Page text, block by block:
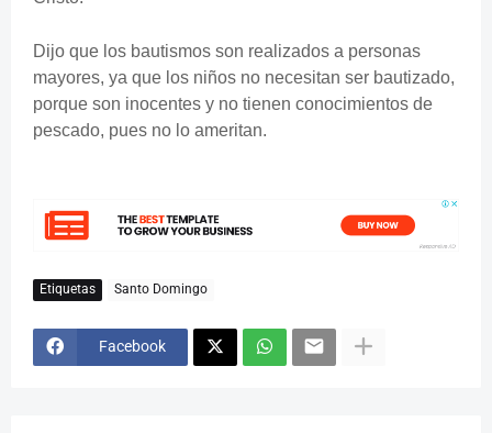
Dijo que los bautismos son realizados a personas
mayores, ya que los niños no necesitan ser bautizado,
porque son inocentes y no tienen conocimientos de
pescado, pues no lo ameritan.
Etiquetas Santo Domingo
Facebook